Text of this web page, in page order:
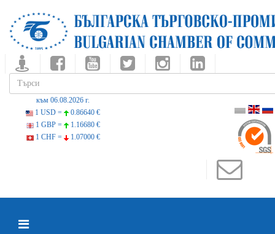
към 06.08.2026 г.
1 USD =
0.86640 €
1 GBP =
1.16680 €
1 CHF =
1.07000 €